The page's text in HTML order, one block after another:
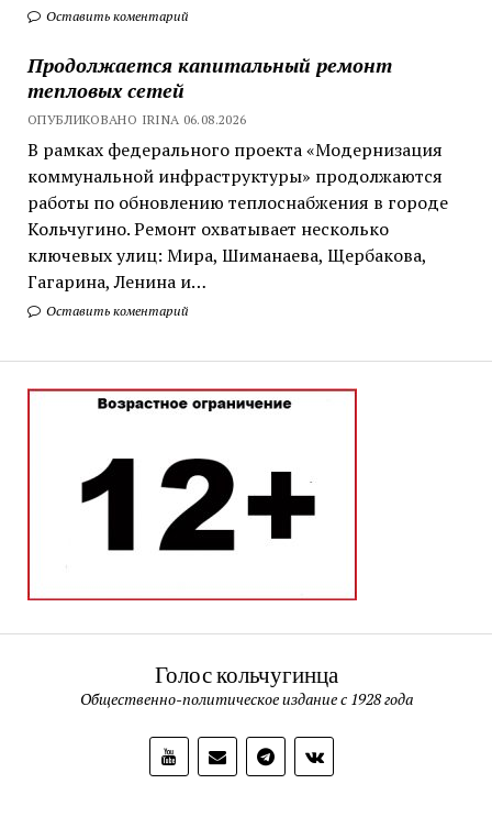
Оставить коментарий
Продолжается капитальный ремонт
тепловых сетей
ОПУБЛИКОВАНО IRINA 06.08.2026
В рамках федерального проекта «Модернизация
коммунальной инфраструктуры» продолжаются
работы по обновлению теплоснабжения в городе
Кольчугино. Ремонт охватывает несколько
ключевых улиц: Мира, Шиманаева, Щербакова,
Гагарина, Ленина и…
Оставить коментарий
Голос кольчугинца
Общественно-политическое издание с 1928 года